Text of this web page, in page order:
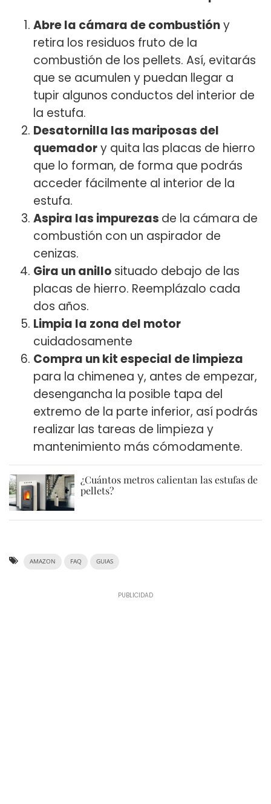
Abre la cámara de combustióny
retira los residuos fruto de la
combustión de los pellets. Así, evitarás
que se acumulen y puedan llegar a
tupir algunos conductos del interior de
la estufa.
Desatornilla las mariposas del
quemadory quita las placas de hierro
que lo forman, de forma que podrás
acceder fácilmente al interior de la
estufa.
Aspira las impurezas de la cámara de
combustión con un aspirador de
cenizas.
Gira un anillo situado debajo de las
placas de hierro. Reemplázalo cada
dos años.
Limpia la zona del motor
cuidadosamente
Compra un kit especial de limpieza
para la chimenea y, antes de empezar,
desengancha la posible tapa del
extremo de la parte inferior, así podrás
realizar las tareas de limpieza y
mantenimiento más cómodamente.
¿Cuántos metros calientan las estufas de
pellets?
AMAZON FAQ GUIAS